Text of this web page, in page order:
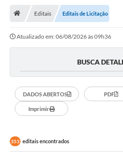
Notícias
Secretarias
Editais
OUVIDORIA
SIC
Telefones Úteis
Editais Editais de Licitação
Atualizado em: 06/08/2026 às 09h36
BUSCA
DADOS ABERTOS PDF
Imprimir
353 editais encontrados